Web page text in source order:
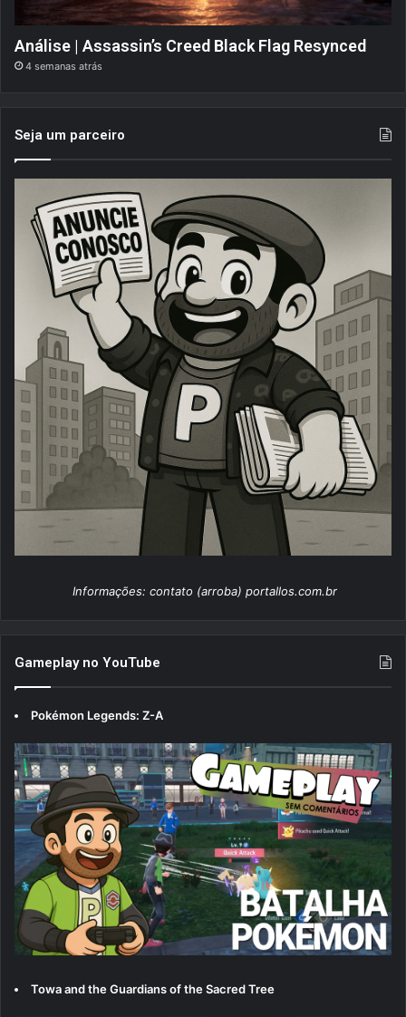
Análise | Assassin’s Creed Black Flag Resynced
4 semanas atrás
Seja um parceiro
Informações: contato (arroba) portallos.com.br
Gameplay no YouTube
Pokémon Legends: Z-A
Towa and the Guardians of the Sacred Tree